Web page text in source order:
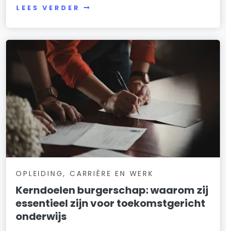
LEES VERDER
OPLEIDING, CARRIÈRE EN WERK
Kerndoelen burgerschap: waarom zij
essentieel zijn voor toekomstgericht
onderwijs